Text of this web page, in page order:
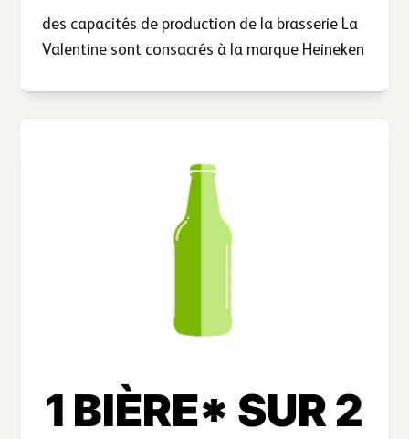
des capacités de production de la brasserie La
Valentine sont consacrés à la marque Heineken
1 BIÈRE* SUR 2